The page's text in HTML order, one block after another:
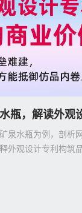
泉水瓶为例，剖析
外观设计专利构筑
品，守住产品流量